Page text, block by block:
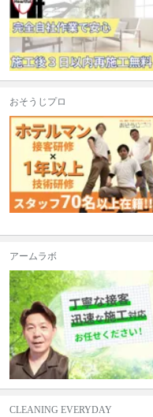
おそうじプロ
アームラボ
CLEANING EVERYDAY